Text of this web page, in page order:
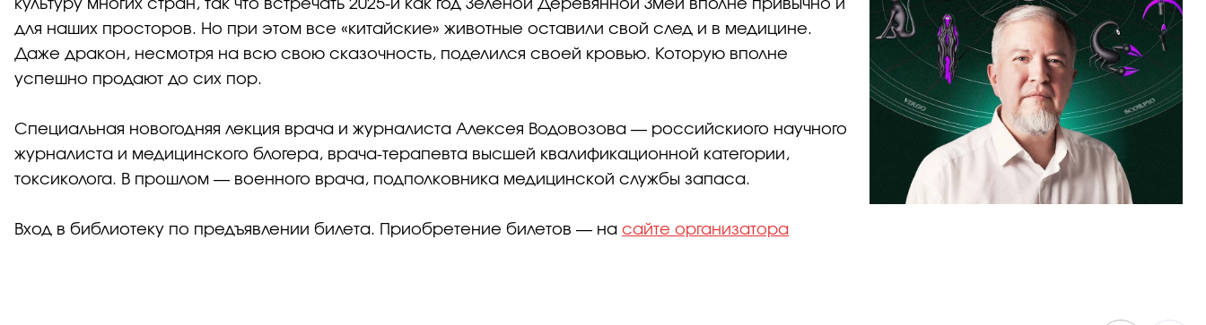
культуру многих стран, так что встречать 2025-й как год Зеленой Деревянной Змеи вполне привычно и
для наших просторов. Но при этом все «китайские» животные оставили свой след и в медицине.
Даже дракон, несмотря на всю свою сказочность, поделился своей кровью. Которую вполне
успешно продают до сих пор.
Специальная новогодняя лекция врача и журналиста Алексея Водовозова — российскиого научного
журналиста и медицинского блогера, врача-терапевта высшей квалификационной категории,
токсиколога. В прошлом — военного врача, подполковника медицинской службы запаса.
Вход в библиотеку по предъявлении билета. Приобретение билетов — на сайте организатора